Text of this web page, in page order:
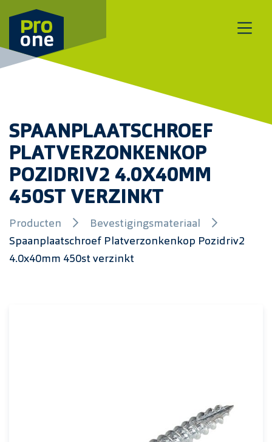
Meteen naar de content
SPAANPLAATSCHROEF
PLATVERZONKENKOP
POZIDRIV2 4.0X40MM
450ST VERZINKT
Producten
Bevestigingsmateriaal
Spaanplaatschroef Platverzonkenkop Pozidriv2
4.0x40mm 450st verzinkt